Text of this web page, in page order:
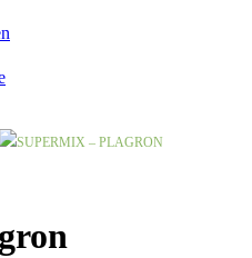
SUPERMIX – PLAGRON